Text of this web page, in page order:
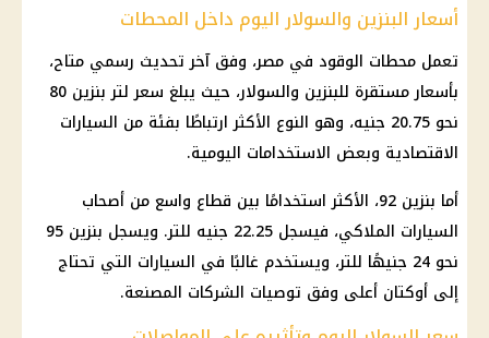
أسعار البنزين والسولار اليوم داخل المحطات
تعمل محطات الوقود في مصر، وفق آخر تحديث رسمي متاح،
بأسعار مستقرة للبنزين والسولار، حيث يبلغ سعر لتر بنزين 80
نحو 20.75 جنيه، وهو النوع الأكثر ارتباطًا بفئة من السيارات
الاقتصادية وبعض الاستخدامات اليومية.
أما بنزين 92، الأكثر استخدامًا بين قطاع واسع من أصحاب
السيارات الملاكي، فيسجل 22.25 جنيه للتر. ويسجل بنزين 95
نحو 24 جنيهًا للتر، ويستخدم غالبًا في السيارات التي تحتاج
إلى أوكتان أعلى وفق توصيات الشركات المصنعة.